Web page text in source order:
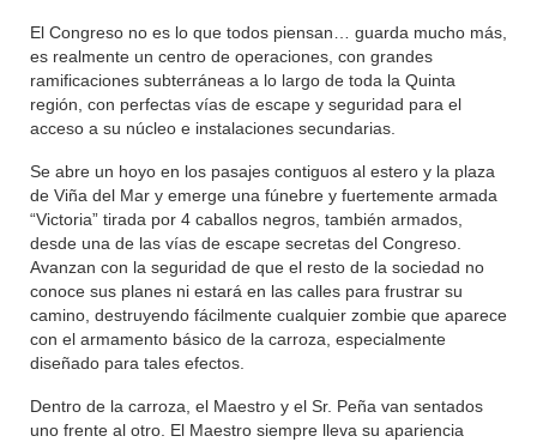
El Congreso no es lo que todos piensan… guarda mucho más,
es realmente un centro de operaciones, con grandes
ramificaciones subterráneas a lo largo de toda la Quinta
región, con perfectas vías de escape y seguridad para el
acceso a su núcleo e instalaciones secundarias.
Se abre un hoyo en los pasajes contiguos al estero y la plaza
de Viña del Mar y emerge una fúnebre y fuertemente armada
“Victoria” tirada por 4 caballos negros, también armados,
desde una de las vías de escape secretas del Congreso.
Avanzan con la seguridad de que el resto de la sociedad no
conoce sus planes ni estará en las calles para frustrar su
camino, destruyendo fácilmente cualquier zombie que aparece
con el armamento básico de la carroza, especialmente
diseñado para tales efectos.
Dentro de la carroza, el Maestro y el Sr. Peña van sentados
uno frente al otro. El Maestro siempre lleva su apariencia